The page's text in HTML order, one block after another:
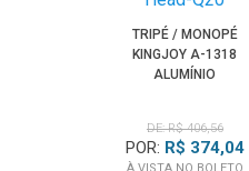
TRIPÉ / MONOPÉ
KINGJOY A-1318
ALUMÍNIO
DE: R$ 406,56
POR: R$ 374,04
À VISTA NO BOLETO